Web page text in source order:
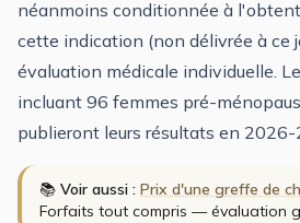
néanmoins conditionnée à
cette indication (non délivrée à ce
évaluation médicale individuelle.
incluant 96 femmes pré-
publieront leurs résultats en
📚 Voir aussi : Prix d'une greffe de
Forfaits tout compris — évaluation